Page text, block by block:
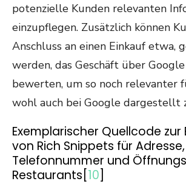
potenzielle Kunden relevanten
einzupflegen. Zusätzlich können
Anschluss an einen Einkauf etwa,
werden, das Geschäft über
bewerten, um so noch relevanter
wohl auch bei Google dargestellt
Exemplarischer Quellcode zur
von Rich Snippets für Adresse,
Telefonnummer und
Restaurants[10]